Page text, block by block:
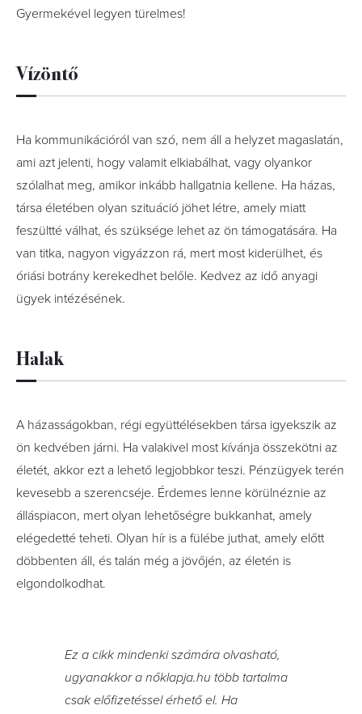
Gyermekével legyen türelmes!
Vízöntő
Ha kommunikációról van szó, nem áll a helyzet magaslatán,
ami azt jelenti, hogy valamit elkiabálhat, vagy olyankor
szólalhat meg, amikor inkább hallgatnia kellene. Ha házas,
társa életében olyan szituáció jöhet létre, amely miatt
feszültté válhat, és szüksége lehet az ön támogatására. Ha
van titka, nagyon vigyázzon rá, mert most kiderülhet, és
óriási botrány kerekedhet belőle. Kedvez az idő anyagi
ügyek intézésének.
Halak
A házasságokban, régi együttélésekben társa igyekszik az
ön kedvében járni. Ha valakivel most kívánja összekötni az
életét, akkor ezt a lehető legjobbkor teszi. Pénzügyek terén
kevesebb a szerencséje. Érdemes lenne körülnéznie az
álláspiacon, mert olyan lehetőségre bukkanhat, amely
elégedetté teheti. Olyan hír is a fülébe juthat, amely előtt
döbbenten áll, és talán még a jövőjén, az életén is
elgondolkodhat.
Ez a cikk mindenki számára olvasható,
ugyanakkor a nőklapja.hu több tartalma
csak előfizetéssel érhető el. Ha